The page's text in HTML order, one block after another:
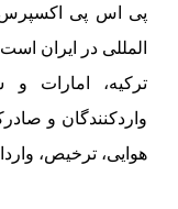
پی اس پی
المللی در ایران
ترکیه، امارات
واردکنندگان و
هوایی، ترخیص،